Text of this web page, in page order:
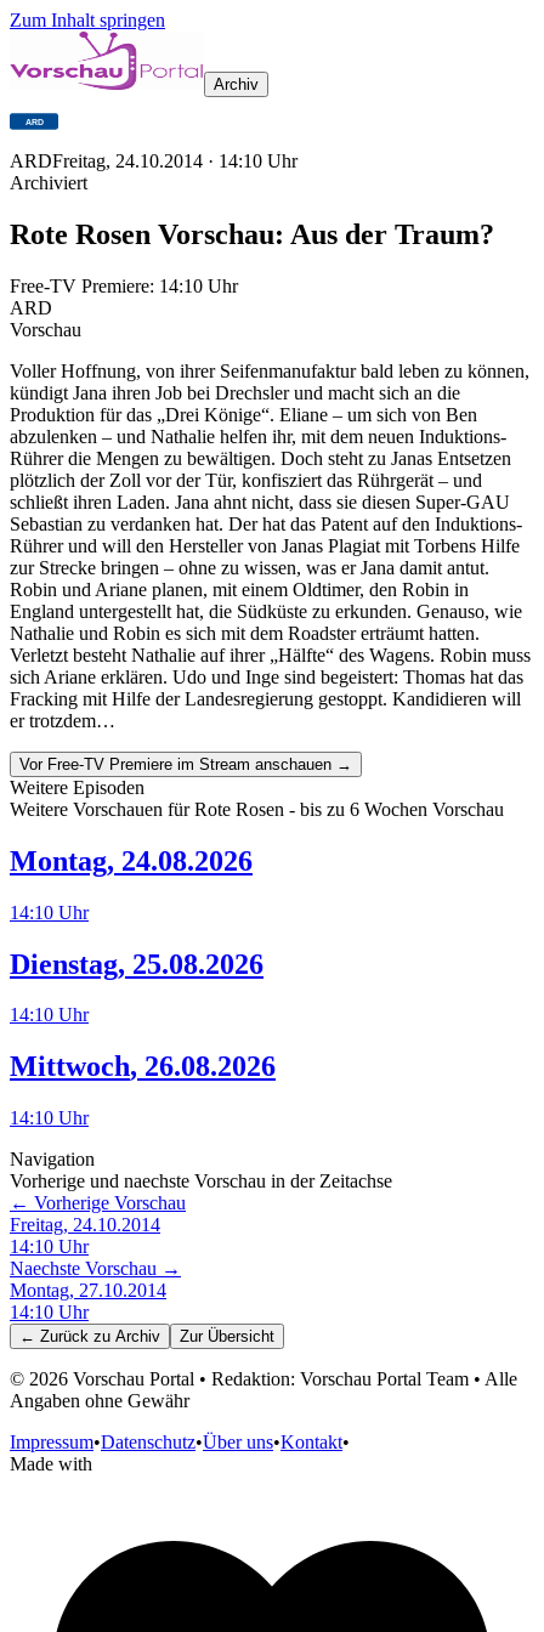
Zum Inhalt springen
Archiv
ARDFreitag, 24.10.2014 · 14:10 Uhr
Archiviert
Rote Rosen Vorschau: Aus der Traum?
Free-TV Premiere: 14:10 Uhr
ARD
Vorschau
Voller Hoffnung, von ihrer Seifenmanufaktur bald leben zu können,
kündigt Jana ihren Job bei Drechsler und macht sich an die
Produktion für das „Drei Könige“. Eliane – um sich von Ben
abzulenken – und Nathalie helfen ihr, mit dem neuen Induktions-
Rührer die Mengen zu bewältigen. Doch steht zu Janas Entsetzen
plötzlich der Zoll vor der Tür, konfisziert das Rührgerät – und
schließt ihren Laden. Jana ahnt nicht, dass sie diesen Super-GAU
Sebastian zu verdanken hat. Der hat das Patent auf den Induktions-
Rührer und will den Hersteller von Janas Plagiat mit Torbens Hilfe
zur Strecke bringen – ohne zu wissen, was er Jana damit antut.
Robin und Ariane planen, mit einem Oldtimer, den Robin in
England untergestellt hat, die Südküste zu erkunden. Genauso, wie
Nathalie und Robin es sich mit dem Roadster erträumt hatten.
Verletzt besteht Nathalie auf ihrer „Hälfte“ des Wagens. Robin muss
sich Ariane erklären. Udo und Inge sind begeistert: Thomas hat das
Fracking mit Hilfe der Landesregierung gestoppt. Kandidieren will
er trotzdem…
Vor Free-TV Premiere im Stream anschauen →
Weitere Episoden
Weitere Vorschauen fürRote Rosen - bis zu 6 Wochen Vorschau
Montag, 24.08.2026
14:10 Uhr
Dienstag, 25.08.2026
14:10 Uhr
Mittwoch, 26.08.2026
14:10 Uhr
Navigation
Vorherige und naechste Vorschau in der Zeitachse
← Vorherige Vorschau
Freitag, 24.10.2014
14:10 Uhr
Naechste Vorschau →
Montag, 27.10.2014
14:10 Uhr
← Zurück zu Archiv Zur Übersicht
© 2026 Vorschau Portal • Redaktion: Vorschau Portal Team • Alle
Angaben ohne Gewähr
Impressum•Datenschutz•Über uns•Kontakt•
Made with